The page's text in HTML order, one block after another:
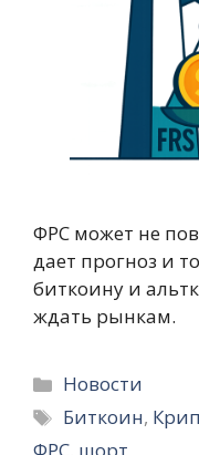
ФРС может не
дает прогноз и
биткоину и
ждать рынкам.
Рубрики
Новости
Метки
Биткоин,